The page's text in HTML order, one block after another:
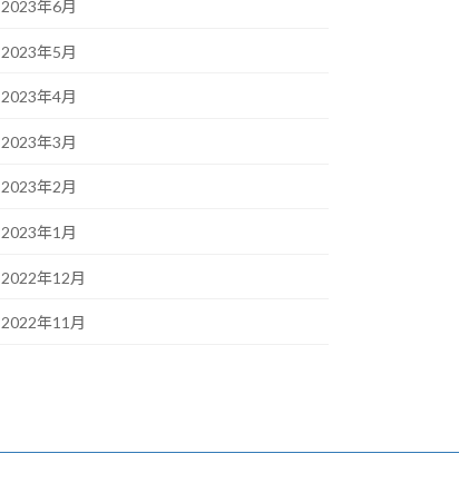
2023年6月
2023年5月
2023年4月
2023年3月
2023年2月
2023年1月
2022年12月
2022年11月